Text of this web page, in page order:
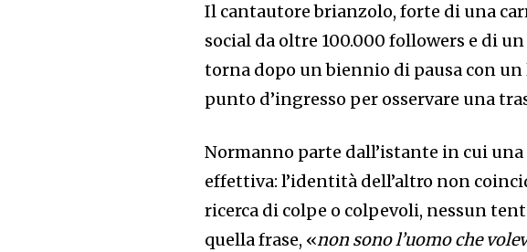
Il cantautore brianzolo, forte di una
social da oltre 100.000 followers e di
torna dopo un biennio di pausa con un
punto d’ingresso per osservare una
Normanno parte dall’istante in cui
effettiva: l’identità dell’altro non
ricerca di colpe o colpevoli, nessun
quella frase, «non sono l’uomo che